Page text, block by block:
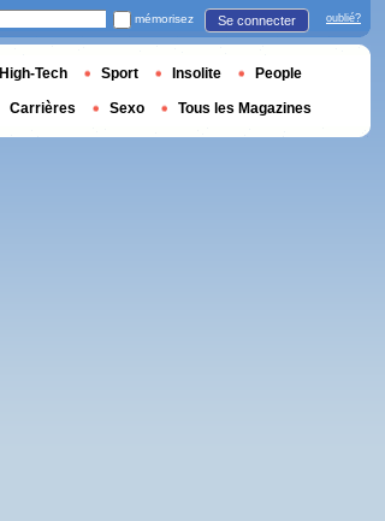
mémorisez Se connecter oublié?
High-Tech Sport Insolite People
Carrières Sexo Tous les Magazines